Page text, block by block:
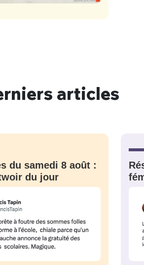
articles
du samedi 8 août :
du jour
*
vous
tweets